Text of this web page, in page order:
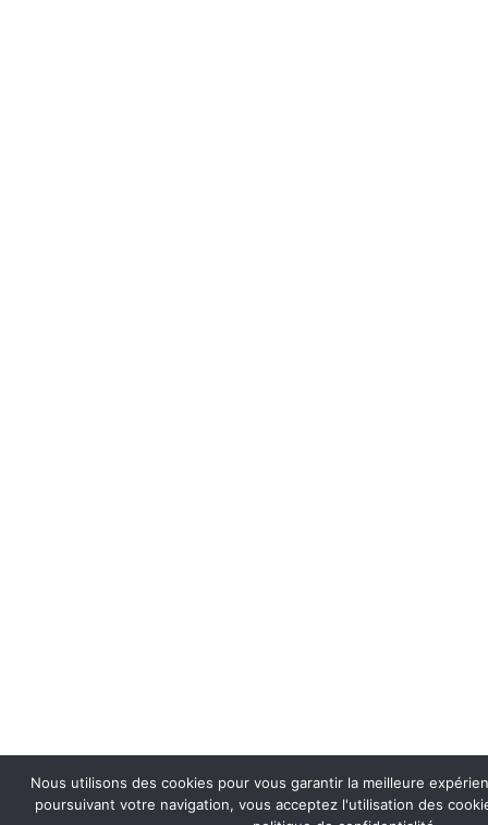
Nous utilisons des cookies pour vous garantir la meilleure
poursuivant votre navigation, vous acceptez l'utilisation des